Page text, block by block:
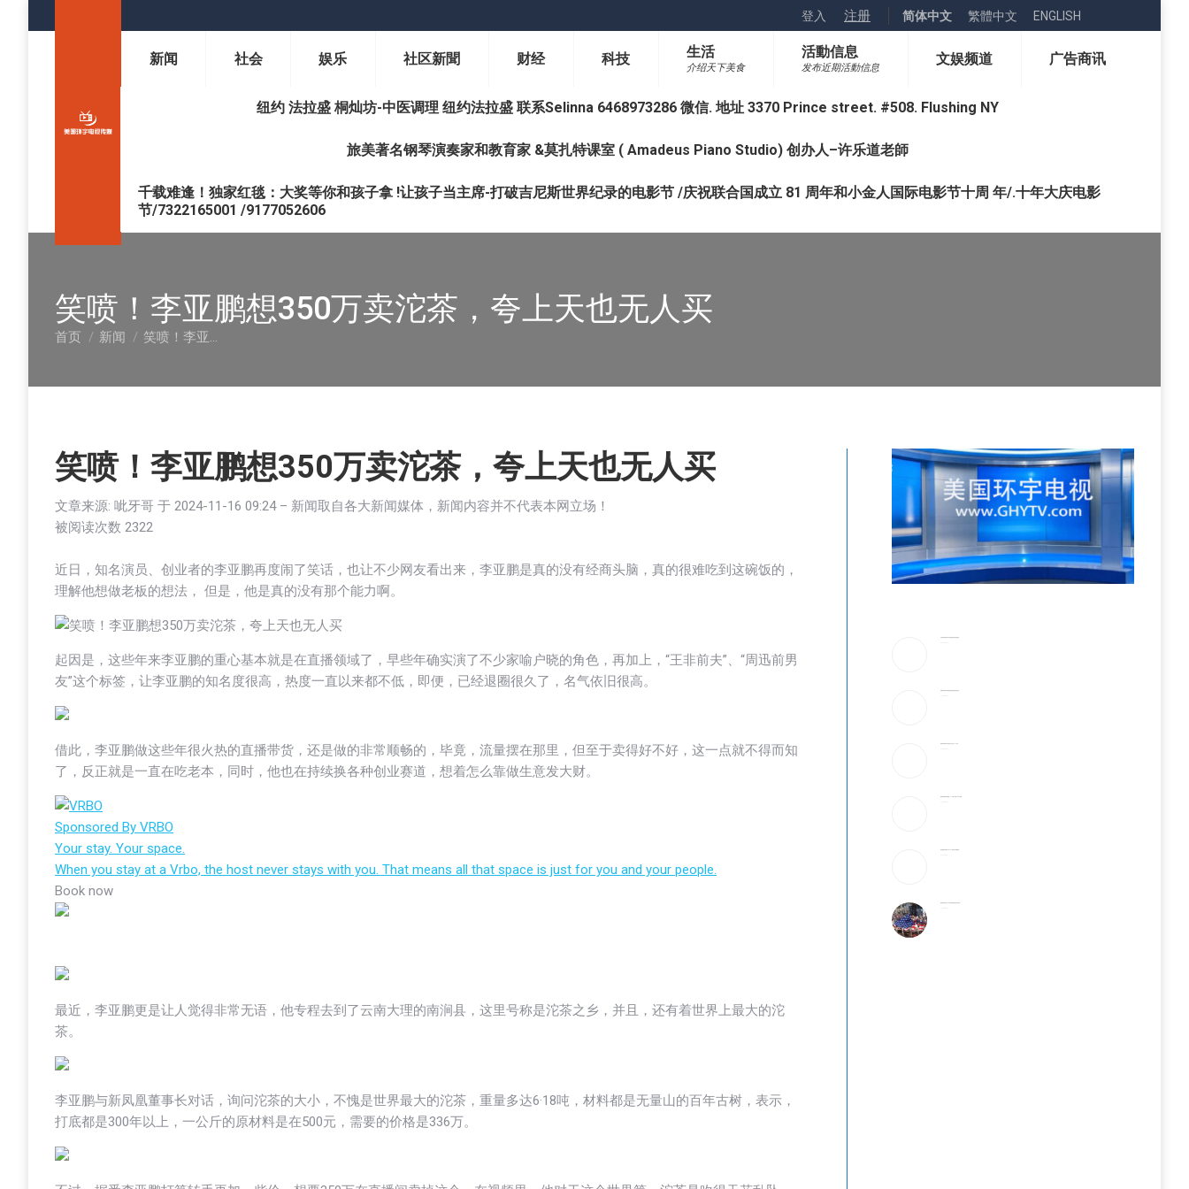
登入 注册 简体中文 繁體中文 ENGLISH
新闻 社会 娱乐 社区新聞 财经 科技 生活
介绍天下美食
活動信息
发布近期活動信息
文娱频道 广告商讯
纽约 法拉盛 桐灿坊-中医调理 纽约法拉盛 联系Selinna 6468973286 微信. 地址 3370 Prince street. #508. Flushing NY
旅美著名钢琴演奏家和教育家 &莫扎特课室 ( Amadeus Piano Studio) 创办人–许乐道老師
千载难逢！独家红毯：大奖等你和孩子拿 !让孩子当主席-打破吉尼斯世界纪录的电影节 /庆祝联合国成立 81 周年和小金人国际电影节十周 年/.十年大庆电影
节/7322165001 /9177052606
笑喷！李亚鹏想350万卖沱茶，夸上天也无人买
您在这里：
首页 新闻 笑喷！李亚…
笑喷！李亚鹏想350万卖沱茶，夸上天也无人买
文章来源: 呲牙哥 于 2024-11-16 09:24– 新闻取自各大新闻媒体，新闻内容并不代表本网立场！
被阅读次数 2322
近日，知名演员、创业者的李亚鹏再度闹了笑话，也让不少网友看出来，李亚鹏是真的没有经商头脑，真的很难吃到这碗饭的，
理解他想做老板的想法， 但是，他是真的没有那个能力啊。
起因是，这些年来李亚鹏的重心基本就是在直播领域了，早些年确实演了不少家喻户晓的角色，再加上，“王非前夫”、“周迅前男
友”这个标签，让李亚鹏的知名度很高，热度一直以来都不低，即便，已经退圈很久了，名气依旧很高。
借此，李亚鹏做这些年很火热的直播带货，还是做的非常顺畅的，毕竟，流量摆在那里，但至于卖得好不好，这一点就不得而知
了，反正就是一直在吃老本，同时，他也在持续换各种创业赛道，想着怎么靠做生意发大财。
Sponsored By VRBO
Your stay. Your space.
When you stay at a Vrbo, the host never stays with you. That means all that space is just for you and your people.
Book now
最近，李亚鹏更是让人觉得非常无语，他专程去到了云南大理的南涧县，这里号称是沱茶之乡，并且，还有着世界上最大的沱
茶。
李亚鹏与新凤凰董事长对话，询问沱茶的大小，不愧是世界最大的沱茶，重量多达6·18吨，材料都是无量山的百年古树，表示，
打底都是300年以上，一公斤的原材料是在500元，需要的价格是336万。